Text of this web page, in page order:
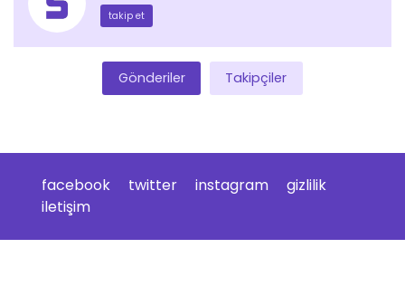
takip et
Gönderiler Takipçiler
facebook twitter instagram
gizlilik
iletişim